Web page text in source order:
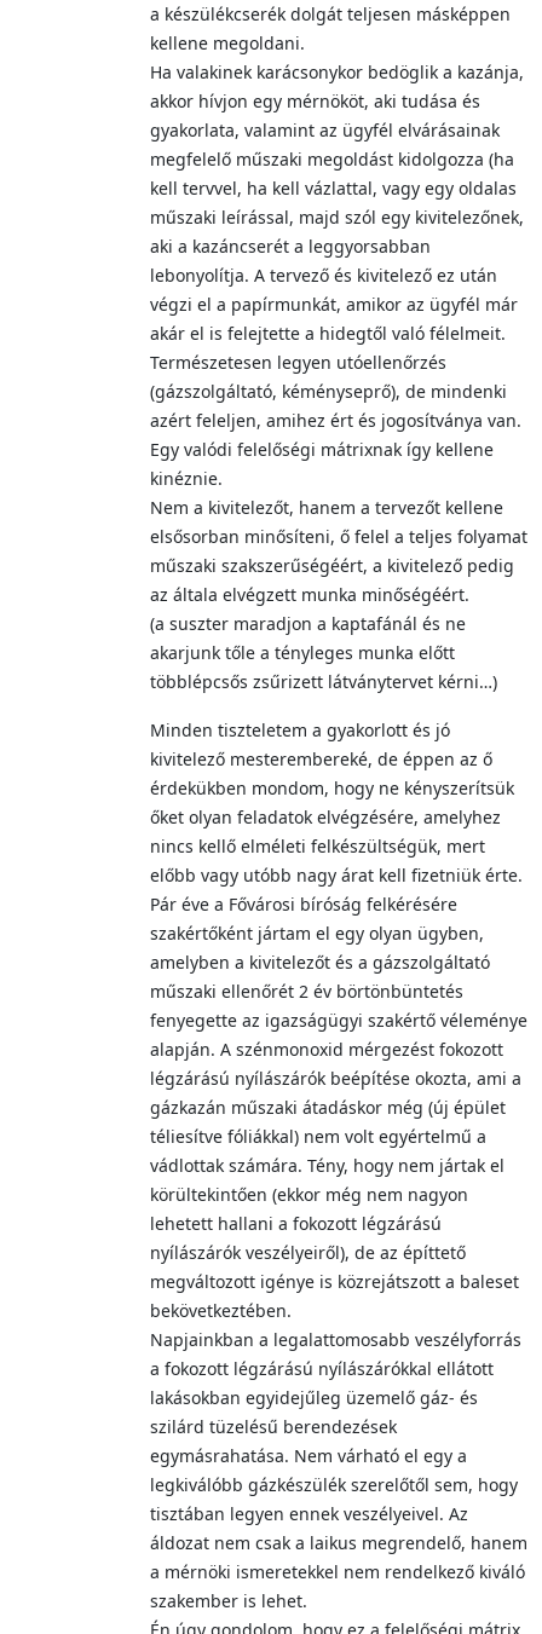
a készülékcserék dolgát teljesen másképpen
kellene megoldani.
Ha valakinek karácsonykor bedöglik a kazánja,
akkor hívjon egy mérnököt, aki tudása és
gyakorlata, valamint az ügyfél elvárásainak
megfelelő műszaki megoldást kidolgozza (ha
kell tervvel, ha kell vázlattal, vagy egy oldalas
műszaki leírással, majd szól egy kivitelezőnek,
aki a kazáncserét a leggyorsabban
lebonyolítja. A tervező és kivitelező ez után
végzi el a papírmunkát, amikor az ügyfél már
akár el is felejtette a hidegtől való félelmeit.
Természetesen legyen utóellenőrzés
(gázszolgáltató, kéményseprő), de mindenki
azért feleljen, amihez ért és jogosítványa van.
Egy valódi felelőségi mátrixnak így kellene
kinéznie.
Nem a kivitelezőt, hanem a tervezőt kellene
elsősorban minősíteni, ő felel a teljes folyamat
műszaki szakszerűségéért, a kivitelező pedig
az általa elvégzett munka minőségéért.
(a suszter maradjon a kaptafánál és ne
akarjunk tőle a tényleges munka előtt
többlépcsős zsűrizett látványtervet kérni…)
Minden tiszteletem a gyakorlott és jó
kivitelező mesterembereké, de éppen az ő
érdekükben mondom, hogy ne kényszerítsük
őket olyan feladatok elvégzésére, amelyhez
nincs kellő elméleti felkészültségük, mert
előbb vagy utóbb nagy árat kell fizetniük érte.
Pár éve a Fővárosi bíróság felkérésére
szakértőként jártam el egy olyan ügyben,
amelyben a kivitelezőt és a gázszolgáltató
műszaki ellenőrét 2 év börtönbüntetés
fenyegette az igazságügyi szakértő véleménye
alapján. A szénmonoxid mérgezést fokozott
légzárású nyílászárók beépítése okozta, ami a
gázkazán műszaki átadáskor még (új épület
téliesítve fóliákkal) nem volt egyértelmű a
vádlottak számára. Tény, hogy nem jártak el
körültekintően (ekkor még nem nagyon
lehetett hallani a fokozott légzárású
nyílászárók veszélyeiről), de az építtető
megváltozott igénye is közrejátszott a baleset
bekövetkeztében.
Napjainkban a legalattomosabb veszélyforrás
a fokozott légzárású nyílászárókkal ellátott
lakásokban egyidejűleg üzemelő gáz- és
szilárd tüzelésű berendezések
egymásrahatása. Nem várható el egy a
legkiválóbb gázkészülék szerelőtől sem, hogy
tisztában legyen ennek veszélyeivel. Az
áldozat nem csak a laikus megrendelő, hanem
a mérnöki ismeretekkel nem rendelkező kiváló
szakember is lehet.